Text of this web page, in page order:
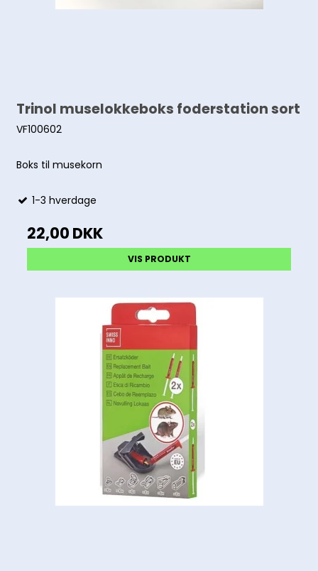
Trinol muselokkeboks foderstation sort
VF100602
Boks til musekorn
1-3 hverdage
22,00 DKK
VIS PRODUKT